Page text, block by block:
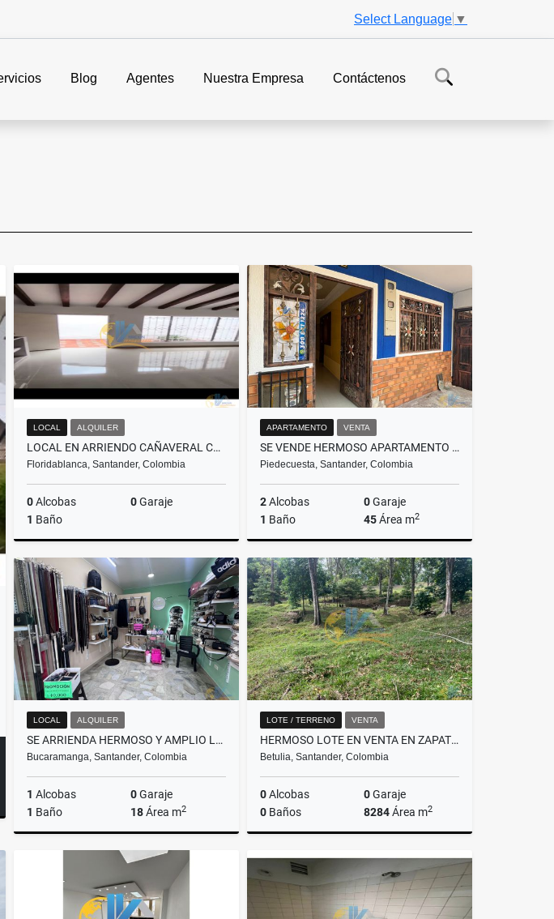
Select Language ▼
Blog Agentes Nuestra Empresa Contáctenos
LOCAL ALQUILER
LOCAL EN ARRIENDO CAÑAVERAL CRA 24 # 30-17 LOCAL 1
Floridablanca, Santander, Colombia
0Alcobas 0Garaje
1 Baño
Alquiler
$8.500.000
APARTAMENTO VENTA
SE VENDE HERMOSO APARTAMENTO EN VILLA MARIA PIEDECUESTA
Piedecuesta, Santander, Colombia
2Alcobas 0Garaje
1 Baño 45Área m2
Venta
$135.000.000
Alquiler
$700.000
LOCAL ALQUILER
SE ARRIENDA HERMOSO Y AMPLIO LOCAL EN SAN FRANCISCO
Bucaramanga, Santander, Colombia
1 Alcobas 0Garaje
1 Baño 18Área m2
LOTE / TERRENO VENTA
HERMOSO LOTE EN VENTA EN ZAPATOCA
Betulia, Santander, Colombia
0Alcobas 0Garaje
0 Baños 8284Área m2
Venta
$1.309.000.000